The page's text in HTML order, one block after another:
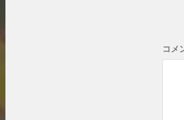
コメ